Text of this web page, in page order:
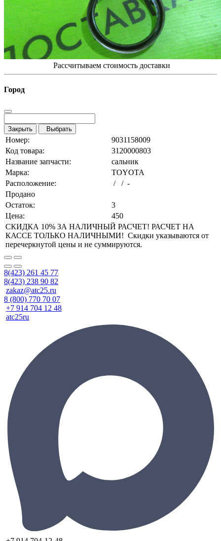
Рассчитываем стоимость доставки
Город
Закрыть Выбрать
Номер:
9031158009
Код товара:
3120000803
Название запчасти:
сальник
Марка:
TOYOTA
Расположение:
/ / -
Продано
Остаток:
3
Цена:
450
СКИДКА 10% ЗА НАЛИЧНЫЙ РАСЧЕТ! РАСЧЕТ НА
КАССЕ ТОЛЬКО НАЛИЧНЫМИ! Скидки указываются от
перечеркнутой цены и не суммируются.
8(423) 261 45 77
8(423) 238 90 82
zakaz@atc25.ru
8 (800) 770 70 07
+7 914 704 12 48
atc25ru